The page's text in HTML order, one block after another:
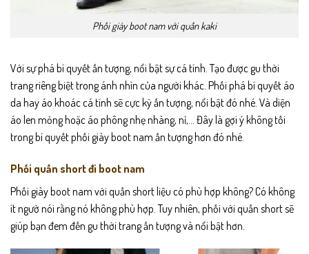
Phối giày boot nam với quần kaki
Với sự phá bí quyết ấn tượng, nổi bật sự cá tính. Tạo được gu thời
trang riêng biệt trong ánh nhìn của người khác. Phối phá bí quyết áo
da hay áo khoác cá tính sẽ cực kỳ ấn tượng, nổi bật đó nhé. Và diện
áo len mỏng hoặc áo phông nhẹ nhàng, nỉ,… Đây là gợi ý không tồi
trong bí quyết phối giày boot nam ấn tượng hơn đó nhé.
Phối quần short đi boot nam
Phối giày boot nam với quần short liệu có phù hợp không? Có không
ít ngườ nói rằng nó không phù hợp. Tuy nhiên, phối với quần short sẽ
giúp bạn đem đến gu thời trang ấn tượng và nổi bật hơn.